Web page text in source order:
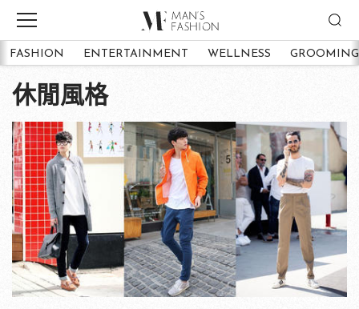
FASHION ENTERTAINMENT WELLNESS GROOMING
休閒風格